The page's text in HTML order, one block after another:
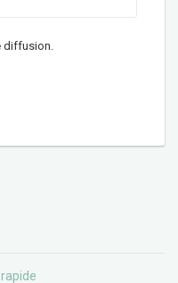
diffusion.